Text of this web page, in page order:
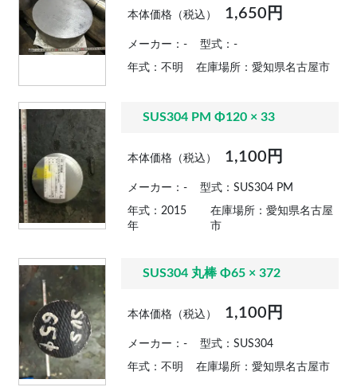
本体価格（税込） 1,650円
メーカー：- 型式：-
年式：不明 在庫場所：愛知県名古屋市
SUS304 PM Φ120 × 33
本体価格（税込） 1,100円
メーカー：- 型式：SUS304 PM
年式：2015
年
在庫場所：愛知県名古屋
市
SUS304 丸棒 Φ65 × 372
本体価格（税込） 1,100円
メーカー：- 型式：SUS304
年式：不明 在庫場所：愛知県名古屋市